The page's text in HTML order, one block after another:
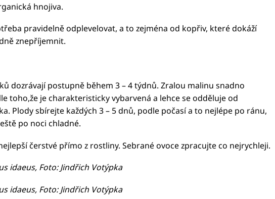
hnojiva.
pravidelně odplevelovat, a to zejména od kopřiv, které dokáží
znepříjemnit.
dozrávají postupně během 3 – 4 týdnů. Zralou malinu snadno
toho,že je charakteristicky vybarvená a lehce se odděluje od
Plody sbírejte každých 3 – 5 dnů, podle počasí a to nejlépe po ránu,
po noci chladné.
čerstvé přímo z rostliny. Sebrané ovoce zpracujte co nejrychleji.
idaeus, Foto: Jindřich Votýpka
idaeus, Foto: Jindřich Votýpka